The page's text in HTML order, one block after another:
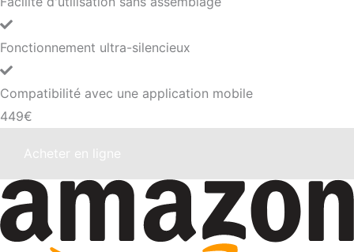
Fonctionnement ultra-silencieux
Compatibilité avec une application mobile
449€
Acheter en ligne